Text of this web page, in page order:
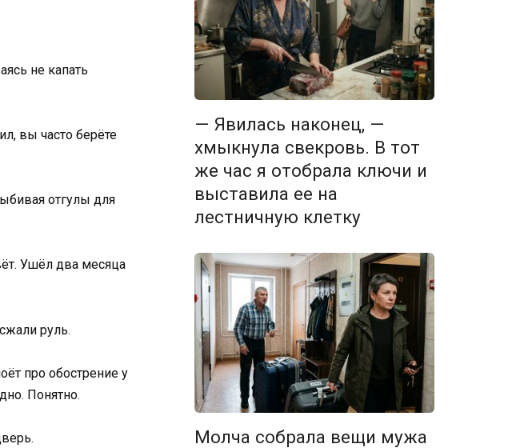
не капать
вы часто берёте
отгулы для
Ушёл два месяца
руль.
про обострение у
Понятно.
— Явилась наконец, —
хмыкнула свекровь. В тот
же час я отобрала ключи и
выставила ее на
лестничную клетку
Молча собрала вещи мужа